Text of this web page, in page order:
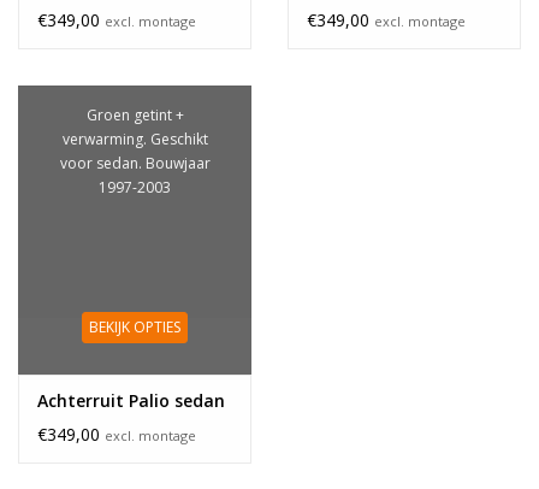
€349,00 excl. montage
€349,00 excl. montage
Groen getint +
verwarming. Geschikt
voor sedan. Bouwjaar
1997-2003
BEKIJK OPTIES
Achterruit Palio sedan
€349,00 excl. montage